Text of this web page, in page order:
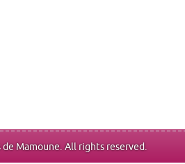
Mamoune. All rights reserved.